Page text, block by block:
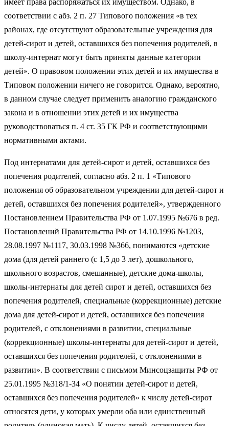
соответствии с абз. 2 п. 27 Типового положения «в тех
районах, где отсутствуют образовательные учреждения для
детей-сирот и детей, оставшихся без попечения родителей, в
школу-интернат могут быть приняты данные категории
детей». О правовом положении этих детей и их имущества в
Типовом положении ничего не говорится. Однако, вероятно,
в данном случае следует применить аналогию гражданского
закона и в отношении этих детей и их имущества
руководствоваться п. 4 ст. 35 ГК РФ и соответствующими
нормативными актами.
Под интернатами для детей-сирот и детей, оставшихся без
попечения родителей, согласно абз. 2 п. 1 «Типового
положения об образовательном учреждении для детей-сирот и
детей, оставшихся без попечения родителей», утвержденного
Постановлением Правительства РФ от 1.07.1995 №676 в ред.
Постановлений Правительства РФ от 14.10.1996 №1203,
28.08.1997 №1117, 30.03.1998 №366, понимаются «детские
дома (для детей раннего (с 1,5 до 3 лет), дошкольного,
школьного возрастов, смешанные), детские дома-школы,
школы-интернаты для детей сирот и детей, оставшихся без
попечения родителей, специальные (коррекционные) детские
дома для детей-сирот и детей, оставшихся без попечения
родителей, с отклонениями в развитии, специальные
(коррекционные) школы-интернаты для детей-сирот и детей,
оставшихся без попечения родителей, с отклонениями в
развитии». В соответствии с письмом Минсоцзащиты РФ от
25.01.1995 №318/1-34 «О понятии детей-сирот и детей,
оставшихся без попечения родителей» к числу детей-сирот
относятся дети, у которых умерли оба или единственный